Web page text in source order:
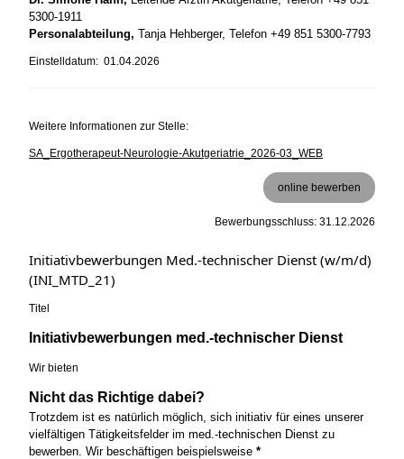
5300-1911
Personalabteilung, Tanja Hehberger, Telefon +49 851 5300-7793
Einstelldatum: 01.04.2026
Weitere Informationen zur Stelle:
SA_Ergotherapeut-Neurologie-Akutgeriatrie_2026-03_WEB
online bewerben
Bewerbungsschluss: 31.12.2026
Initiativbewerbungen Med.-technischer Dienst (w/m/d)
(INI_MTD_21)
Titel
Initiativbewerbungen med.-technischer Dienst
Wir bieten
Nicht das Richtige dabei?
Trotzdem ist es natürlich möglich, sich initiativ für eines unserer
vielfältigen Tätigkeitsfelder im med.-technischen Dienst zu
bewerben. Wir beschäftigen beispielsweise *